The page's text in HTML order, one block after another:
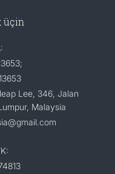
üçin
Lee, 346, Jalan
Malaysia